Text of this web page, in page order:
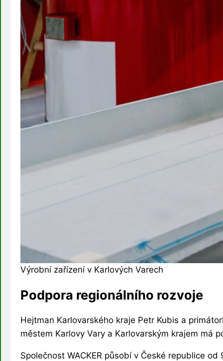
Výrobní zařízení v Karlových Varech
Podpora regionálního rozvoje
Hejtman Karlovarského kraje Petr Kubis a
městem Karlovy Vary a Karlovarským krajem má
Společnost WACKER působí v České republice